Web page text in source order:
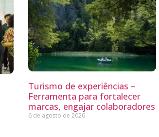
Turismo de experiências –
Ferramenta para fortalecer
marcas, engajar colaboradores
6 de agosto de 2026